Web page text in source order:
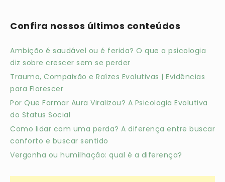
Confira nossos últimos conteúdos
Ambição é saudável ou é ferida? O que a psicologia
diz sobre crescer sem se perder
Trauma, Compaixão e Raízes Evolutivas | Evidências
para Florescer
Por Que Farmar Aura Viralizou? A Psicologia Evolutiva
do Status Social
Como lidar com uma perda? A diferença entre buscar
conforto e buscar sentido
Vergonha ou humilhação: qual é a diferença?